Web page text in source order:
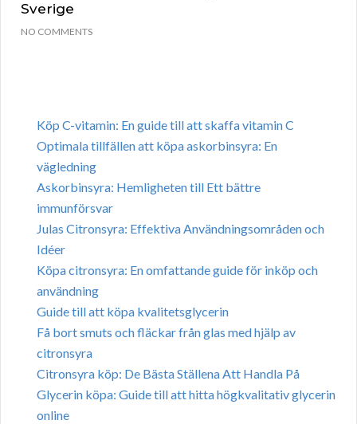
Sverige
NO COMMENTS
Köp C-vitamin: En guide till att skaffa vitamin C
Optimala tillfällen att köpa askorbinsyra: En
vägledning
Askorbinsyra: Hemligheten till Ett bättre
immunförsvar
Julas Citronsyra: Effektiva Användningsområden och
Idéer
Köpa citronsyra: En omfattande guide för inköp och
användning
Guide till att köpa kvalitetsglycerin
Få bort smuts och fläckar från glas med hjälp av
citronsyra
Citronsyra köp: De Bästa Ställena Att Handla På
Glycerin köpa: Guide till att hitta högkvalitativ glycerin
online